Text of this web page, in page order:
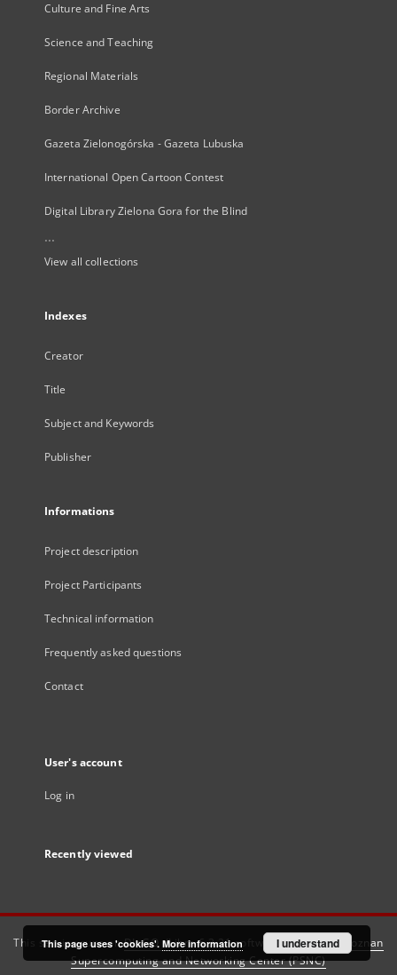
Culture and Fine Arts
Science and Teaching
Regional Materials
Border Archive
Gazeta Zielonogórska - Gazeta Lubuska
International Open Cartoon Contest
Digital Library Zielona Gora for the Blind
...
View all collections
Indexes
Creator
Title
Subject and Keywords
Publisher
Informations
Project description
Project Participants
Technical information
Frequently asked questions
Contact
User's account
Log in
Recently viewed
This service runs onDInGO dLibra 6.3.21software created by
Poznan
Supercomputing and Networking Center (PSNC)
This page uses 'cookies'. More information I understand